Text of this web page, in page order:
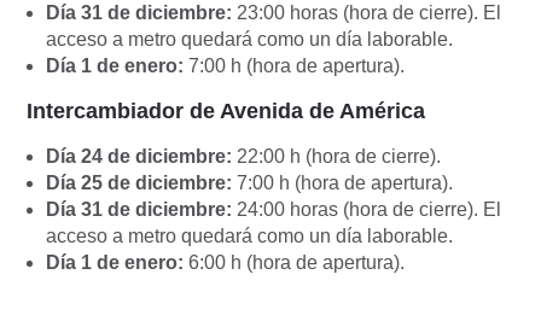
Día 31 de diciembre: 23:00 horas (hora de cierre). El
acceso a metro quedará como un día laborable.
Día 1 de enero: 7:00 h (hora de apertura).
Intercambiador de Avenida de América
Día 24 de diciembre: 22:00 h (hora de cierre).
Día 25 de diciembre: 7:00 h (hora de apertura).
Día 31 de diciembre: 24:00 horas (hora de cierre). El
acceso a metro quedará como un día laborable.
Día 1 de enero: 6:00 h (hora de apertura).